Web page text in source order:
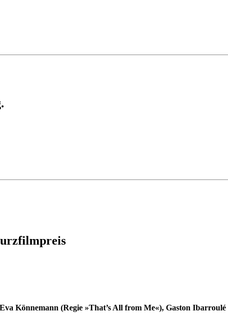
Könnemann (Regie »That’s All from Me«), Gaston